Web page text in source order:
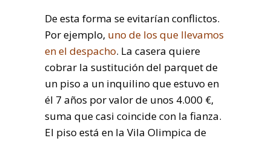
De esta forma se evitarían conflictos.
Por ejemplo, uno de los que llevamos
en el despacho. La casera quiere
cobrar la sustitución del parquet de
un piso a un inquilino que estuvo en
él 7 años por valor de unos 4.000 €,
suma que casi coincide con la fianza.
El piso está en la Vila Olimpica de